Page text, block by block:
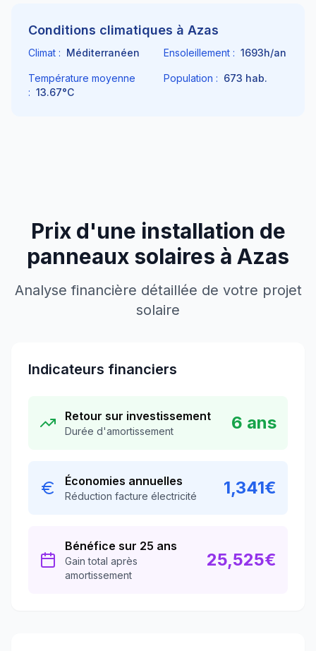
Conditions climatiques à Azas
Climat : Méditerranéen Ensoleillement : 1693h/an
Température moyenne
: 13.67°C
Population : 673 hab.
Prix d'une installation de
panneaux solaires à Azas
Analyse financière détaillée de votre projet
solaire
Indicateurs financiers
Retour sur investissement
Durée d'amortissement 6 ans
Économies annuelles
Réduction facture électricité 1,341€
Bénéfice sur 25 ans
Gain total après
amortissement
25,525€